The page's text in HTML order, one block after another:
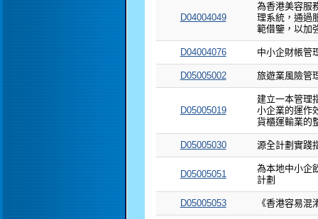
D04004049
為香港美容服
理系統，通過
範借鑒，以加
D04004076 中小企財帳管
D05005002 旅遊業風險管
D05005019
建立一本管理
小企業的運作
貨櫃運輸業的
D05005030 源全計劃實踐
D05005051
為本地中小企
計劃
D05005053 《香港容易混